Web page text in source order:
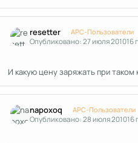
resetter APC-Пользователи
Опубликовано:27 июля 201016 г
И какую цену заряжать при
napoxoq APC-Пользователи
Опубликовано:28 июля 201016 г